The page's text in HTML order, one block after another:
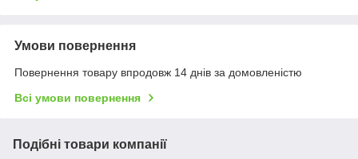
Умови повернення
Повернення товару впродовж 14 днів за домовленістю
Всі умови повернення
Подібні товари компанії